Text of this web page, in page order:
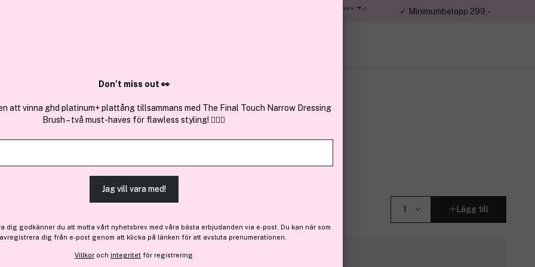
✓ Över 1,5 miljon kunder – Trustpilot 4,7
✓ Minimumbelopp 299,-
Only One Eye Cream For Face 30 ml
Lägg till
Finns online
Don’t miss out 👀
att vinna ghd platinum+ plattång tillsammans med The Final Touch Narrow Dressing
Brush – två must-haves för flawless styling! 💇‍♀️✨
Jag vill vara med!
dig godkänner du att motta vårt nyhetsbrev med våra bästa erbjudanden via e-post. Du kan när som
dig från e-post genom att klicka på länken för att avsluta prenumerationen.
Villkor och integritet för registrering